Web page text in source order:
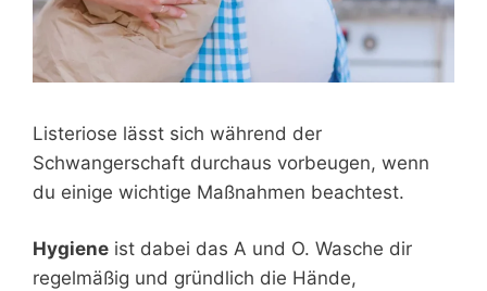
Listeriose lässt sich während der
Schwangerschaft durchaus vorbeugen, wenn
du einige wichtige Maßnahmen beachtest.
Hygiene ist dabei das A und O. Wasche dir
regelmäßig und gründlich die Hände,